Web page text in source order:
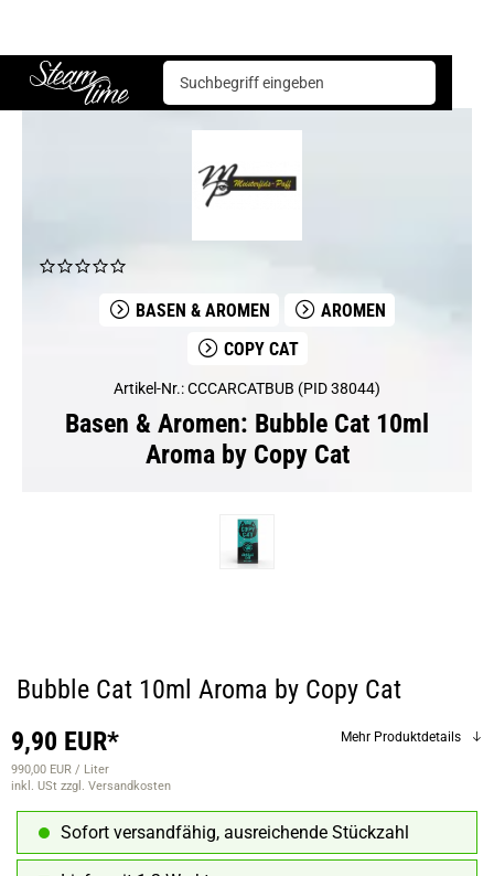
Steam time
Basen & Aromen Aromen Copy Cat
BASEN & AROMEN
AROMEN
COPY CAT
Artikel-Nr.: CCCARCATBUB (PID 38044)
Basen & Aromen: Bubble Cat 10ml
Aroma by Copy Cat
Bubble Cat 10ml Aroma by Copy Cat
9,90 EUR*
990,00 EUR / Liter
inkl. USt zzgl. Versandkosten
Mehr Produktdetails
Sofort versandfähig, ausreichende Stückzahl